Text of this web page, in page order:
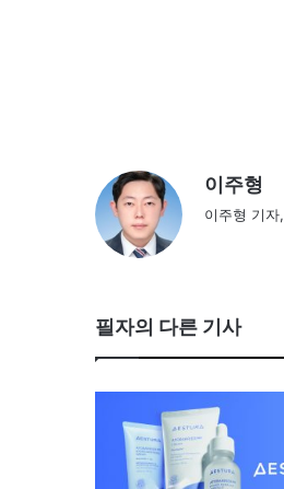
이주형
이주형 기
필자의 다른 기사